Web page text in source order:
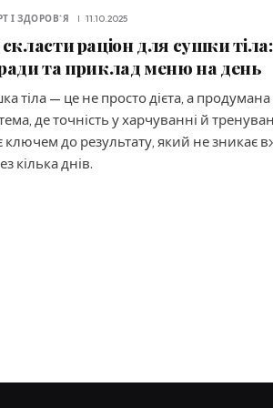
І ЗДОРОВ`Я 11.10.2025
раціон для сушки тіла:
та приклад меню на день
тіла — це не просто дієта, а продумана
де точність у харчуванні й
ключем до результату, який не зникає
кілька днів.